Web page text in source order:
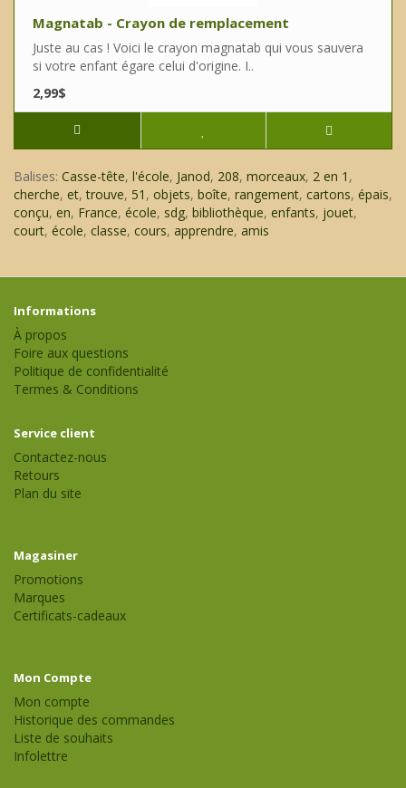
Magnatab - Crayon de remplacement
Juste au cas ! Voici le crayon magnatab qui vous sauvera
si votre enfant égare celui d'origine. I..
2,99$
Balises: Casse-tête, l'école, Janod, 208, morceaux, 2 en 1 ,
cherche, et,trouve, 51 , objets, boîte, rangement, cartons, épais,
conçu, en, France, école, sdg, bibliothèque, enfants, jouet,
court, école, classe, cours, apprendre, amis
Informations
À propos
Foire aux questions
Politique de confidentialité
Termes & Conditions
Service client
Contactez-nous
Retours
Plan du site
Magasiner
Promotions
Marques
Certificats-cadeaux
Mon Compte
Mon compte
Historique des commandes
Liste de souhaits
Infolettre